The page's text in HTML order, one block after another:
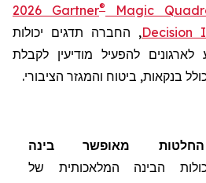
2026 Gartner®
Magic
Decision, החברה תדגים יכולות
לארגונים להפעיל מודיעין לקבלת
בנקאות, ביטוח והמגזר הציבורי.
מאופשר בינה
הבינה המלאכותית של